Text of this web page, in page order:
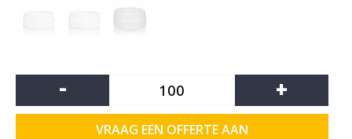
- +
VRAAG EEN OFFERTE AAN